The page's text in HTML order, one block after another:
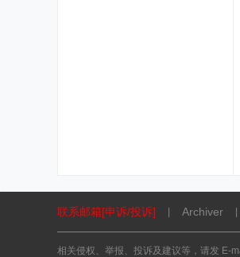
联系邮箱[申诉/投诉] Archiver
相关侵权、举报、投诉及建议等，请发 E-